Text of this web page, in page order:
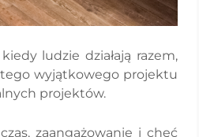
ludzie działają razem,
tego wyjątkowego projektu
projektów.
zaangażowanie i chęć